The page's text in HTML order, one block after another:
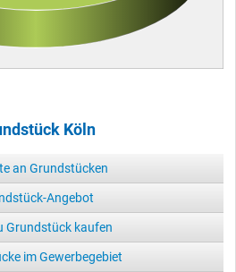
Köln
an Grundstücken
Angebot
Grundstück kaufen
im Gewerbegebiet